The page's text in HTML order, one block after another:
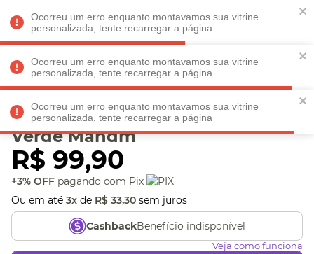
Ocorreu um erro enquanto montavamos sua vitrine
personalizada, tente recarregar a página
Ocorreu um erro enquanto montavamos sua vitrine
personalizada, tente recarregar a página
Ocorreu um erro enquanto montavamos sua vitrine
personalizada, tente recarregar a página
Faltam REGULAMENTO
Veja produtos perto de você! Informe seu CEP
Cordinha Mescla Colorido
Verde Mandm
R$ 99,90
+3% OFF pagando com Pix
Ou em até 3x de R$ 33,30 sem juros
CashbackBenefício indisponível
Veja como funciona